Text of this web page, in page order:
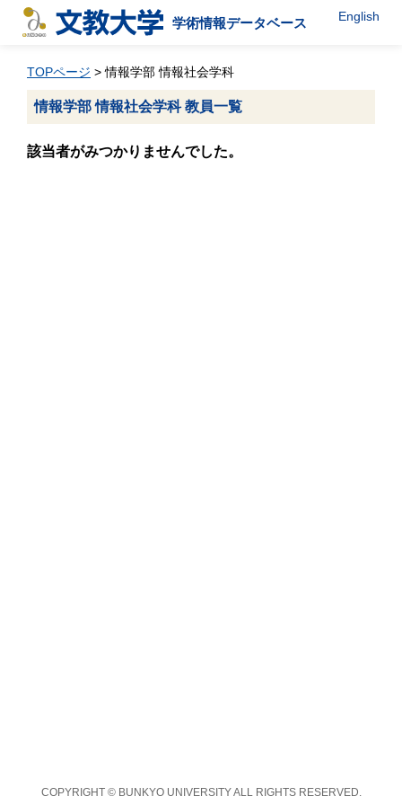
学術情報データベース English
TOPページ > 情報学部 情報社会学科
情報学部 情報社会学科 教員一覧
該当者がみつかりませんでした。
COPYRIGHT © BUNKYO UNIVERSITY ALL RIGHTS RESERVED.